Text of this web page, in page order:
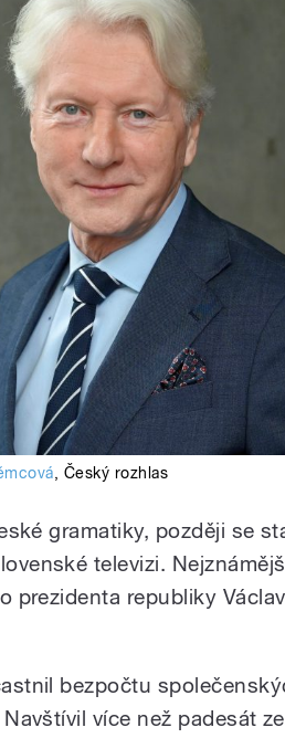
, Český rozhlas
gramatiky, později se
televizi.
prezidenta republiky
bezpočtu
více než padesát